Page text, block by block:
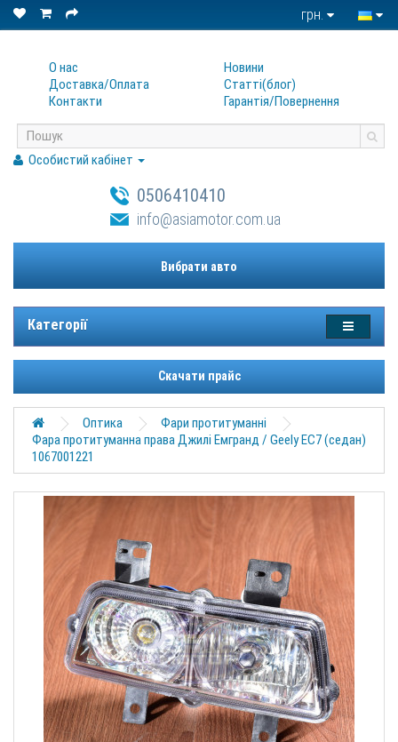
грн.
О нас
Доставка/Оплата
Контакти
Новини
Статтi(блог)
Гарантiя/Повернення
Особистий кабінет
0506410410
info@asiamotor.com.ua
Вибрати авто
Категорії
Скачати прайс
Оптика
Фари протитуманні
Фара протитуманна права Джилі Емгранд / Geely EC7 (седан)
1067001221